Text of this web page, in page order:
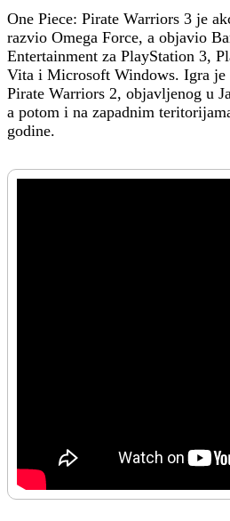
One Piece: Pirate Warriors 3 je
razvio Omega Force, a objavio
Entertainment za PlayStation 3,
Vita i Microsoft Windows. Igra je
Pirate Warriors 2, objavljenog u
a potom i na zapadnim
godine.